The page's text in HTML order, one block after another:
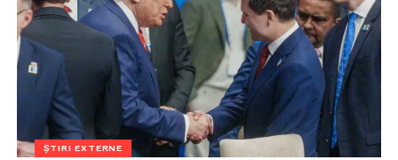
ȘTIRI EXTERNE